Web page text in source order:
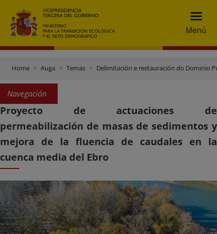
Menú
Home Auga Temas Delimitación e restauración do Dominio
Navegación
Proyecto de actuaciones de
permeabilización de masas de sedimentos y
mejora de la fluencia de caudales en la
cuenca media del Ebro